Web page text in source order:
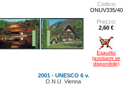
Codice:
ONUV335/40
Prezzo:
2,60 €
Esaurito
(avvisami se
disponibile)
2001 - UNESCO 6 v.
O.N.U. Vienna